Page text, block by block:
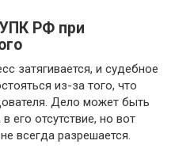
РФ при
затягивается, и судебное
из-за того, что
Дело может быть
его отсутствие, но вот
всегда разрешается.